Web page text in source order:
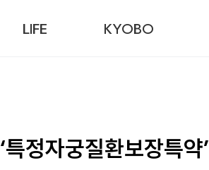
LIFE KYOBO
‘특정자궁질환보장특약’